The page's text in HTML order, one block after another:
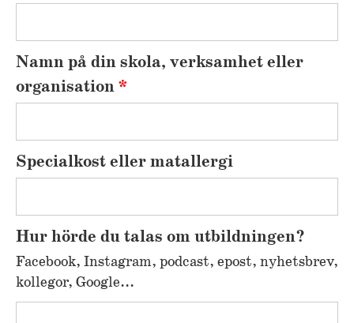
Namn på din skola, verksamhet eller
organisation*
Specialkost eller matallergi
Hur hörde du talas om utbildningen?
Facebook, Instagram, podcast, epost, nyhetsbrev,
kollegor, Google...